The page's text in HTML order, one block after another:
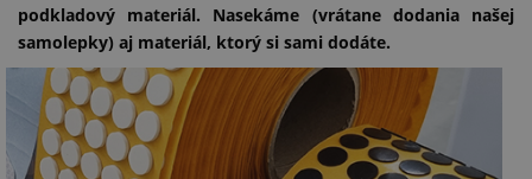
podkladový materiál. Nasekáme (vrátane dodania našej
samolepky) aj materiál, ktorý si sami dodáte.